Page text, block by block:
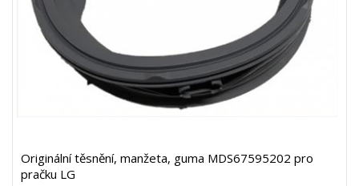
Originální těsnění, manžeta, guma MDS67595202 pro
pračku LG